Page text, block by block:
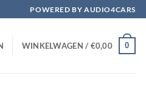
POWERED BY AUDIO4CARS
WINKELWAGEN / €0,00 0